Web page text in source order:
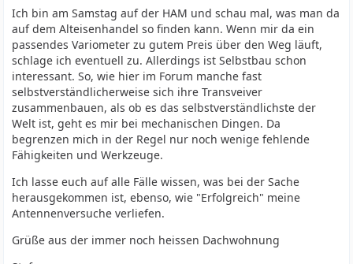
Ich bin am Samstag auf der HAM und schau mal, was man da
auf dem Alteisenhandel so finden kann. Wenn mir da ein
passendes Variometer zu gutem Preis über den Weg läuft,
schlage ich eventuell zu. Allerdings ist Selbstbau schon
interessant. So, wie hier im Forum manche fast
selbstverständlicherweise sich ihre Transveiver
zusammenbauen, als ob es das selbstverständlichste der
Welt ist, geht es mir bei mechanischen Dingen. Da
begrenzen mich in der Regel nur noch wenige fehlende
Fähigkeiten und Werkzeuge.
Ich lasse euch auf alle Fälle wissen, was bei der Sache
herausgekommen ist, ebenso, wie "Erfolgreich" meine
Antennenversuche verliefen.
Grüße aus der immer noch heissen Dachwohnung